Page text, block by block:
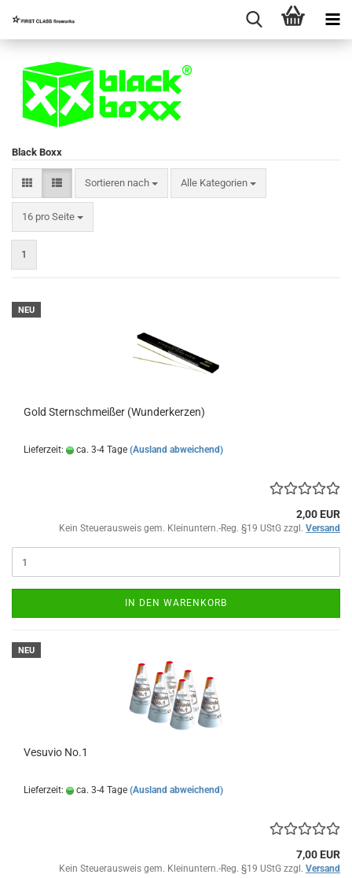
Black Boxx
Sortieren nach
Sortieren nach Alle Kategorien
16 pro Seite
pro Seite
1
NEU
Gold Sternschmeißer (Wunderkerzen)
Lieferzeit: ca. 3-4 Tage (Ausland abweichend)
2,00 EUR
Kein Steuerausweis gem. Kleinuntern.-Reg. §19 UStG zzgl. Versand
IN DEN WARENKORB
NEU
Vesuvio No.1
Lieferzeit: ca. 3-4 Tage (Ausland abweichend)
7,00 EUR
Kein Steuerausweis gem. Kleinuntern.-Reg. §19 UStG zzgl. Versand